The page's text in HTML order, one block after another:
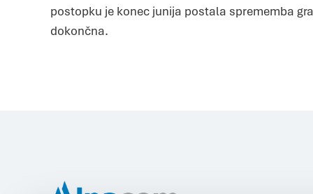
postopku je konec junija postala sprememba
dokončna.